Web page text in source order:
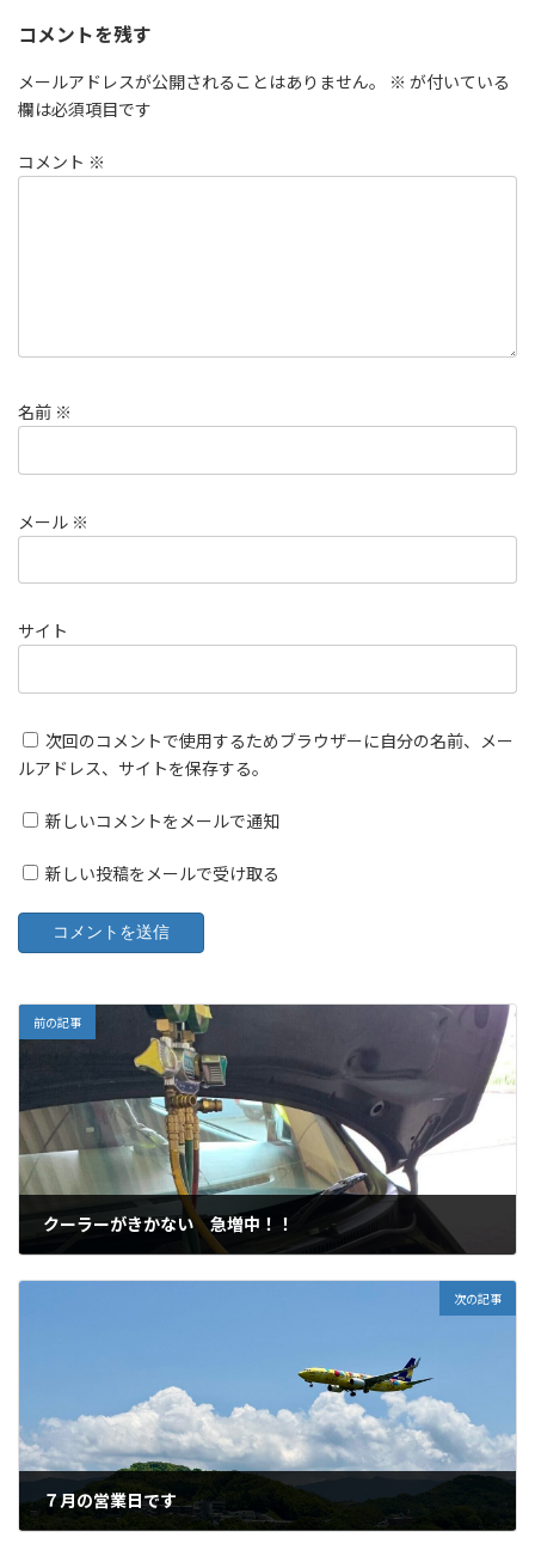
コメントを残す
メールアドレスが公開されることはありません。 ※ が付いている
欄は必須項目です
コメント ※
名前 ※
メール ※
サイト
次回のコメントで使用するためブラウザーに自分の名前、メー
ルアドレス、サイトを保存する。
新しいコメントをメールで通知
新しい投稿をメールで受け取る
前の記事
クーラーがきかない 急増中！！
次の記事
７月の営業日です